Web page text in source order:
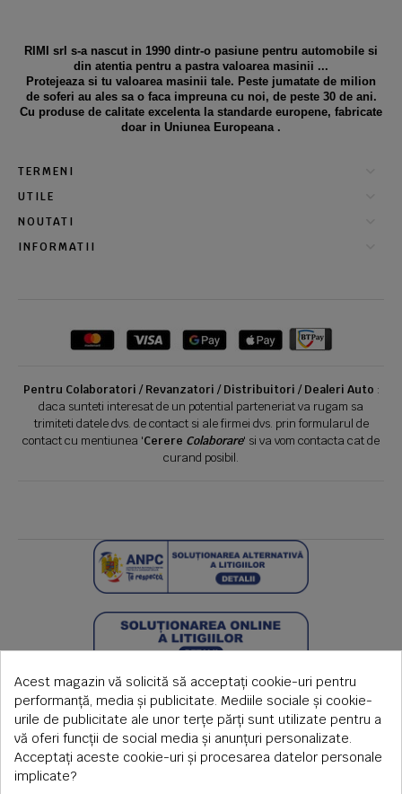
RIMI srl s-a nascut in 1990 dintr-o pasiune pentru automobile si
din atentia pentru a pastra valoarea masinii ...
Protejeaza si tu valoarea masinii tale. Peste jumatate de milion
de soferi au ales sa o faca impreuna cu noi, de peste 30 de ani.
Cu produse de calitate excelenta la standarde europene, fabricate
doar in Uniunea Europeana .
TERMENI
UTILE
NOUTATI
INFORMATII
Pentru Colaboratori / Revanzatori / Distribuitori / Dealeri Auto :
daca sunteti interesat de un potential parteneriat va rugam sa
trimiteti datele dvs. de contact si ale firmei dvs. prin formularul de
contact cu mentiunea 'Cerere Colaborare' si va vom contacta cat de
curand posibil.
Acest magazin vă solicită să acceptați cookie-uri pentru
performanță, media și publicitate. Mediile sociale și cookie-
urile de publicitate ale unor terțe părți sunt utilizate pentru a
vă oferi funcții de social media și anunțuri personalizate.
Acceptați aceste cookie-uri și procesarea datelor personale
implicate?